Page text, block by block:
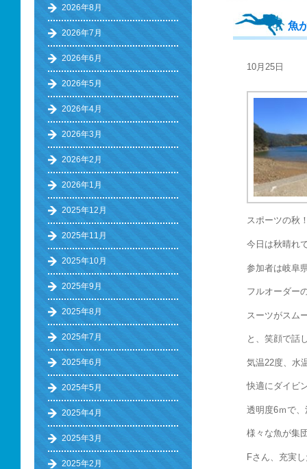
魚
10月25日
スポーツの秋
今日は秋晴れ
参加者は岐阜
フルオーダー
スーツがスム
と、笑顔で話
気温22度、水
快適にダイビ
透明度6ｍで
様々な魚が集
Fさん、充実
2026年8月
2026年7月
2026年6月
2026年5月
2026年4月
2026年3月
2026年2月
2026年1月
2025年12月
2025年11月
2025年10月
2025年9月
2025年8月
2025年7月
2025年6月
2025年5月
2025年4月
2025年3月
2025年2月